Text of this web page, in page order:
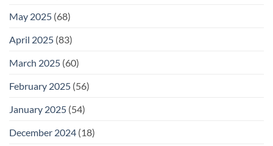
May 2025 (68)
April 2025 (83)
March 2025 (60)
February 2025 (56)
January 2025 (54)
December 2024 (18)